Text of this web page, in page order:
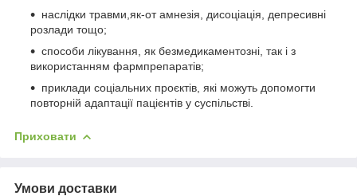
наслідки травми,як-от амнезія, дисоціація, депресивні
розлади тощо;
способи лікування, як безмедикаментозні, так і з
використанням фармпрепаратів;
приклади соціальних проєктів, які можуть допомогти
повторній адаптації пацієнтів у суспільстві.
Приховати
Умови доставки